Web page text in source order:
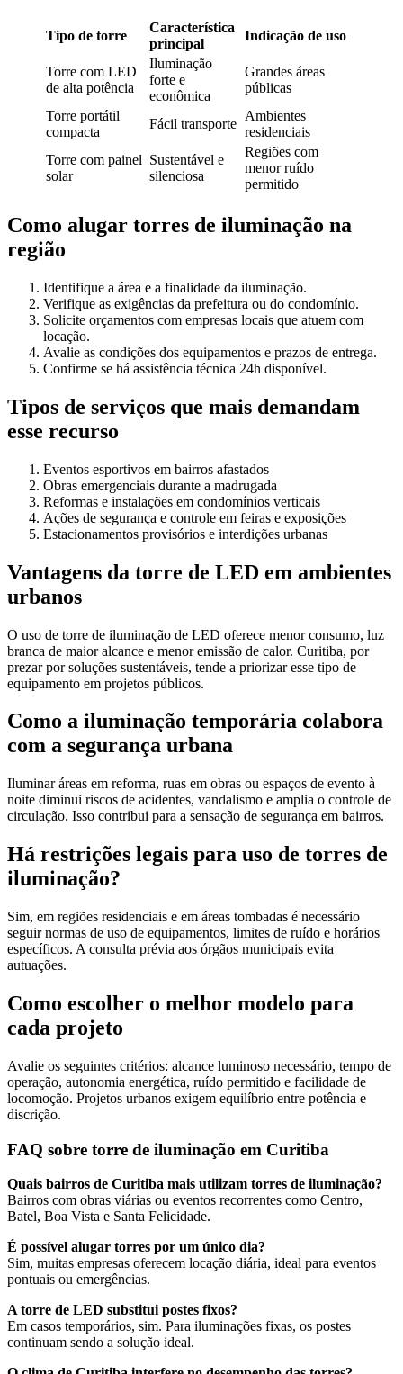
Tipo de torre
Característica
principal
Indicação de uso
Torre com LED
de alta potência
Iluminação
forte e
econômica
Grandes áreas
públicas
Torre portátil
compacta
Fácil transporte
Ambientes
residenciais
Torre com painel
solar
Sustentável e
silenciosa
Regiões com
menor ruído
permitido
Como alugar torres de iluminação na
região
Identifique a área e a finalidade da iluminação.
Verifique as exigências da prefeitura ou do condomínio.
Solicite orçamentos com empresas locais que atuem com
locação.
Avalie as condições dos equipamentos e prazos de entrega.
Confirme se há assistência técnica 24h disponível.
Tipos de serviços que mais demandam
esse recurso
Eventos esportivos em bairros afastados
Obras emergenciais durante a madrugada
Reformas e instalações em condomínios verticais
Ações de segurança e controle em feiras e exposições
Estacionamentos provisórios e interdições urbanas
Vantagens da torre de LED em ambientes
urbanos
O uso de torre de iluminação de LED oferece menor consumo, luz
branca de maior alcance e menor emissão de calor. Curitiba, por
prezar por soluções sustentáveis, tende a priorizar esse tipo de
equipamento em projetos públicos.
Como a iluminação temporária colabora
com a segurança urbana
Iluminar áreas em reforma, ruas em obras ou espaços de evento à
noite diminui riscos de acidentes, vandalismo e amplia o controle de
circulação. Isso contribui para a sensação de segurança em bairros.
Há restrições legais para uso de torres de
iluminação?
Sim, em regiões residenciais e em áreas tombadas é necessário
seguir normas de uso de equipamentos, limites de ruído e horários
específicos. A consulta prévia aos órgãos municipais evita
autuações.
Como escolher o melhor modelo para
cada projeto
Avalie os seguintes critérios: alcance luminoso necessário, tempo de
operação, autonomia energética, ruído permitido e facilidade de
locomoção. Projetos urbanos exigem equilíbrio entre potência e
discrição.
FAQ sobre torre de iluminação em Curitiba
Quais bairros de Curitiba mais utilizam torres de iluminação?
Bairros com obras viárias ou eventos recorrentes como Centro,
Batel, Boa Vista e Santa Felicidade.
É possível alugar torres por um único dia?
Sim, muitas empresas oferecem locação diária, ideal para eventos
pontuais ou emergências.
A torre de LED substitui postes fixos?
Em casos temporários, sim. Para iluminações fixas, os postes
continuam sendo a solução ideal.